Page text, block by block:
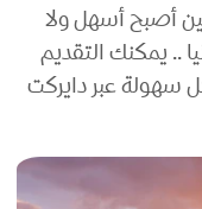
أصبح أسهل ولا
.. يمكنك التقديم
سهولة عبر دايركت